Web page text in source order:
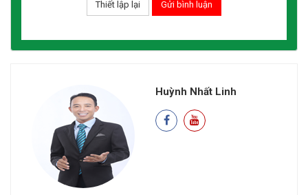
Huỳnh Nhất Linh